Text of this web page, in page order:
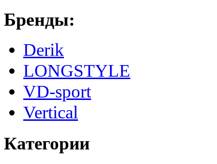
Бренды:
Derik
LONGSTYLE
VD-sport
Vertical
Категории